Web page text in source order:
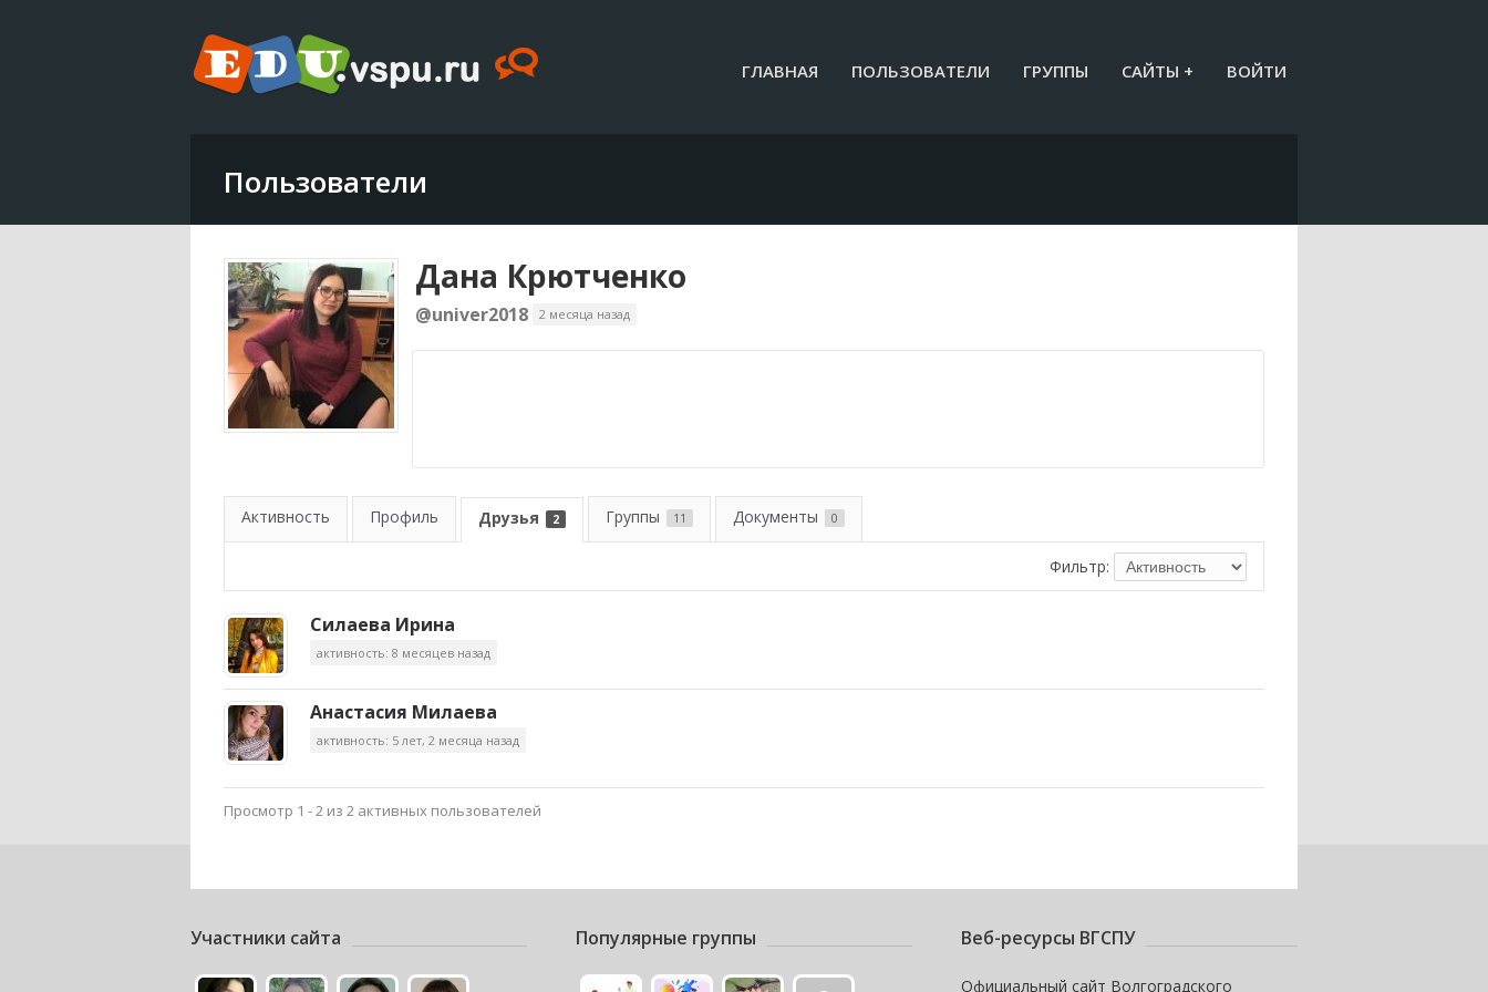
ГЛАВНАЯ ПОЛЬЗОВАТЕЛИ ГРУППЫ САЙТЫ + ВОЙТИ
Пользователи
Дана Крютченко
@univer2018 2 месяца назад
Активность Профиль Друзья 2 Группы 11 Документы 0
Фильтр:
Силаева Ирина
активность: 8 месяцев назад
Анастасия Милаева
активность: 5 лет, 2 месяца назад
Просмотр 1 - 2 из 2 активных пользователей
Участники сайта Популярные группы Веб-ресурсы ВГСПУ
Официальный сайт Волгоградского